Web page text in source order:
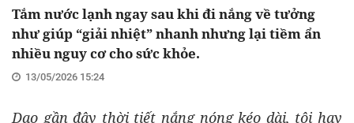
Tắm nước lạnh ngay sau khi đi nắng về tưởng
như giúp “giải nhiệt” nhanh nhưng lại tiềm ẩn
nhiều nguy cơ cho sức khỏe.
13/05/2026 15:24
Dạo gần đây thời tiết nắng nóng kéo dài, tôi hay